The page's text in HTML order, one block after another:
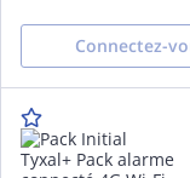
Connectez-